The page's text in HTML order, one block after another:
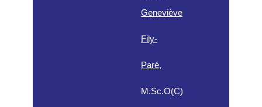
Geneviève
Fily-
Paré,
M.Sc.O(C)